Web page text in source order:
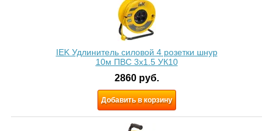
IEK Удлинитель силовой 4 розетки шнур
10м ПВС 3x1.5 УК10
2860 руб.
Добавить в корзину